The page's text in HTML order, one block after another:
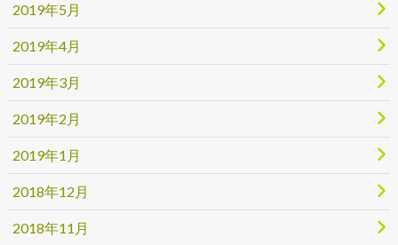
2019年5月
2019年4月
2019年3月
2019年2月
2019年1月
2018年12月
2018年11月